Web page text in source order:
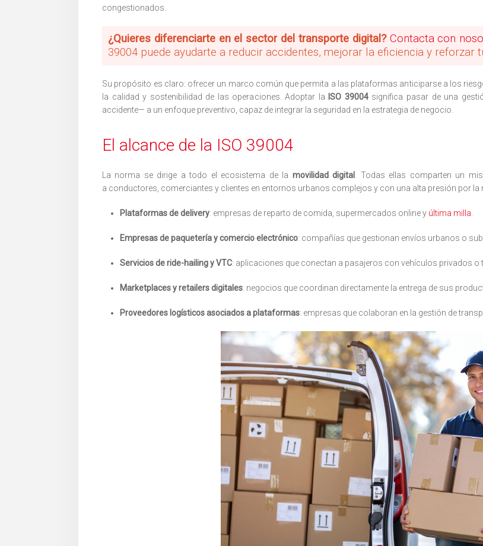
congestionados.
¿Quieres diferenciarte en el sector del transporte digital? Contacta con
39004 puede ayudarte a reducir accidentes, mejorar la eficiencia y reforzar
Su propósito es claro: ofrecer un marco común que permita a las plataformas anticiparse a los
la calidad y sostenibilidad de las operaciones. Adoptar la ISO 39004significa pasar de una
accidente— a un enfoque preventivo, capaz de integrar la seguridad en la estrategia de negocio.
El alcance de la ISO 39004
La norma se dirige a todo el ecosistema de la movilidad digital
. Todas ellas comparten un
a conductores, comerciantes y clientes en entornos urbanos complejos y con una alta presión por la
Plataformas de delivery: empresas de reparto de comida, supermercados online y última milla
Empresas de paquetería y comercio electrónico: compañías que gestionan envíos urbanos o
Servicios de ride-hailing y VTC: aplicaciones que conectan a pasajeros con vehículos privados o
Marketplaces y retailers digitales: negocios que coordinan directamente la entrega de sus
Proveedores logísticos asociados a plataformas: empresas que colaboran en la gestión de